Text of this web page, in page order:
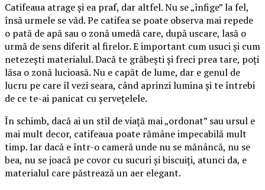
Catifeaua atrage și ea praf, dar altfel. Nu se „înfige” la fel,
însă urmele se văd. Pe catifea se poate observa mai repede
o pată de apă sau o zonă umedă care, după uscare, lasă o
urmă de sens diferit al firelor. E important cum usuci și cum
netezești materialul. Dacă te grăbești și freci prea tare, poți
lăsa o zonă lucioasă. Nu e capăt de lume, dar e genul de
lucru pe care îl vezi seara, când aprinzi lumina și te întrebi
de ce te-ai panicat cu șervețelele.
În schimb, dacă ai un stil de viață mai „ordonat” sau ursul e
mai mult decor, catifeaua poate rămâne impecabilă mult
timp. Iar dacă e într-o cameră unde nu se mănâncă, nu se
bea, nu se joacă pe covor cu sucuri și biscuiți, atunci da, e
materialul care păstrează un aer elegant.